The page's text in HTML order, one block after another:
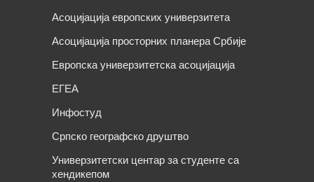
Асоцијација европских универзитета
Асоцијација просторних планера Србије
Европска универзитетска асоцијација
ЕГЕА
Инфостуд
Српско географско друштво
Универзитетски центар за студенте са
хендикепом